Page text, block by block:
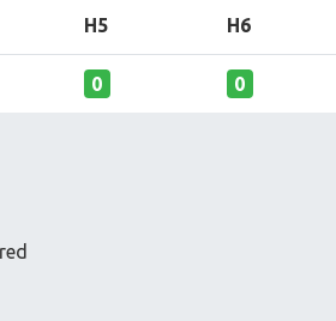
H5 H6
0 0